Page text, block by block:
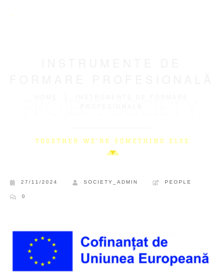
27/11/2024 SOCIETY_ADMIN PEOPLE
0